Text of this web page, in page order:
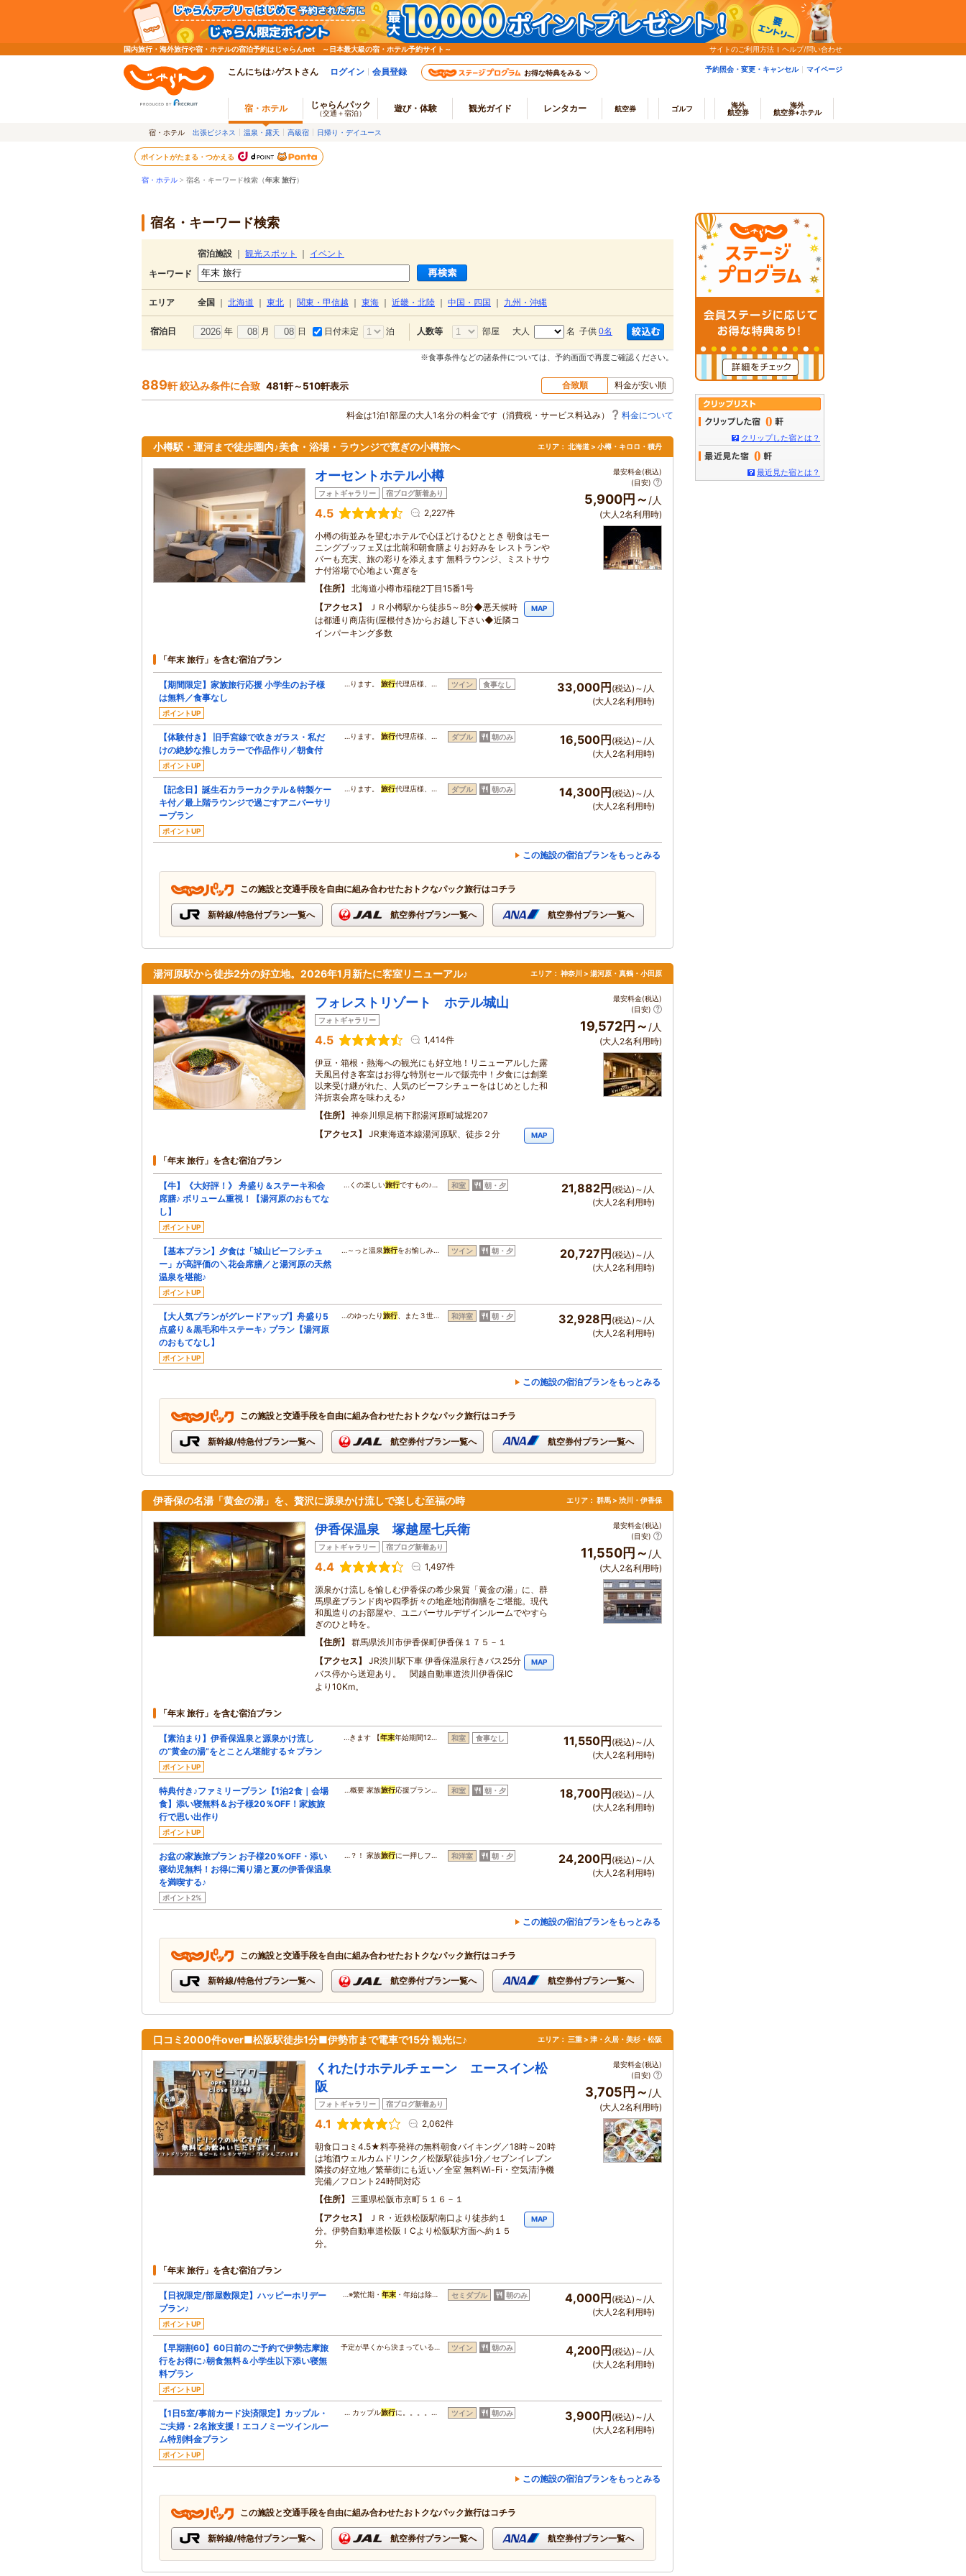
国内旅行・海外旅行や宿・ホテルの宿泊予約はじゃらんnet ～日本最大級の宿・ホテル予約サイト～ サイトのご利用方法 ヘルプ/問い合わせ
こんにちは♪ゲストさん ログイン 会員登録 お得な特典をみる 予約照会・変更・キャンセル マイページ
宿・ホテル じゃらんパック
（交通＋宿泊） 遊び・体験 観光ガイド レンタカー 航空券 ゴルフ
海外
航空券
海外
航空券+ホテル
宿・ホテル 出張ビジネス 温泉・露天 高級宿 日帰り・デイユース
ポイントがたまる・つかえる
宿・ホテル > 宿名・キーワード検索（年末 旅行）
宿名・キーワード検索
宿泊施設 観光スポット
イベント
キーワード
エリア 全国 北海道 東北 関東・甲信越 東海 近畿・北陸 中国・四国 九州・沖縄
宿泊日 年 月 日 日付未定 泊 人数等 部屋 大人 名 子供 0名
※食事条件などの諸条件については、予約画面で再度ご確認ください。
889軒 絞込み条件に合致 481軒～510軒表示 合致順 料金が安い順
料金は1泊1部屋の大人1名分の料金です（消費税・サービス料込み） 料金について
小樽駅・運河まで徒歩圏内♪美食・浴場・ラウンジで寛ぎの小樽旅へ エリア： 北海道 > 小樽・キロロ・積丹
オーセントホテル小樽
フォトギャラリー 宿ブログ新着あり
4.5 2,227件
小樽の街並みを望むホテルで心ほどけるひととき 朝食はモー
ニングブッフェ又は北前和朝食膳よりお好みを レストランや
バーも充実、旅の彩りを添えます 無料ラウンジ、ミストサウ
ナ付浴場で心地よい寛ぎを
住所
北海道小樽市稲穂2丁目15番1号
アクセス
ＪＲ小樽駅から徒歩5～8分◆悪天候時
は都通り商店街(屋根付き)からお越し下さい◆近隣コ
インパーキング多数
MAP
最安料金(税込)
(目安)
5,900円～ /人
(大人2名利用時)
「年末 旅行」を含む宿泊プラン
【期間限定】家族旅行応援 小学生のお子様
は無料／食事なし
ポイントUP
…ります。 旅行代理店様、… ツイン 食事なし 33,000円 (税込)～/人
(大人2名利用時)
【体験付き】 旧手宮線で吹きガラス・私だ
けの絶妙な推しカラーで作品作り／朝食付
ポイントUP
…ります。 旅行代理店様、… ダブル 朝のみ 16,500円 (税込)～/人
(大人2名利用時)
【記念日】誕生石カラーカクテル＆特製ケー
キ付／最上階ラウンジで過ごすアニバーサリ
ープラン
ポイントUP
…ります。 旅行代理店様、… ダブル 朝のみ 14,300円 (税込)～/人
(大人2名利用時)
この施設の宿泊プランをもっとみる
この施設と交通手段を自由に組み合わせたおトクなパック旅行はコチラ
新幹線/特急付プラン一覧へ 航空券付プラン一覧へ 航空券付プラン一覧へ
湯河原駅から徒歩2分の好立地。2026年1月新たに客室リニューアル♪ エリア： 神奈川 > 湯河原・真鶴・小田原
フォレストリゾート ホテル城山
フォトギャラリー
4.5 1,414件
伊豆・箱根・熱海への観光にも好立地！リニューアルした露
天風呂付き客室はお得な特別セールで販売中！夕食には創業
以来受け継がれた、人気のビーフシチューをはじめとした和
洋折衷会席を味わえる♪
住所
神奈川県足柄下郡湯河原町城堀207
アクセス
JR東海道本線湯河原駅、徒歩２分 MAP
最安料金(税込)
(目安)
19,572円～ /人
(大人2名利用時)
「年末 旅行」を含む宿泊プラン
【牛】《大好評！》 舟盛り＆ステーキ和会
席膳♪ ボリューム重視！【湯河原のおもてな
し】
ポイントUP
…くの楽しい旅行ですもの♪… 和室 朝・夕 21,882円 (税込)～/人
(大人2名利用時)
【基本プラン】夕食は「城山ビーフシチュ
ー」が高評価の＼花会席膳／と湯河原の天然
温泉を堪能♪
ポイントUP
…～っと温泉旅行をお愉しみ… ツイン 朝・夕 20,727円 (税込)～/人
(大人2名利用時)
【大人気プランがグレードアップ】舟盛り5
点盛り＆黒毛和牛ステーキ♪ プラン【湯河原
のおもてなし】
ポイントUP
…のゆったり旅行、また３世… 和洋室 朝・夕 32,928円 (税込)～/人
(大人2名利用時)
この施設の宿泊プランをもっとみる
この施設と交通手段を自由に組み合わせたおトクなパック旅行はコチラ
新幹線/特急付プラン一覧へ 航空券付プラン一覧へ 航空券付プラン一覧へ
伊香保の名湯「黄金の湯」を、贅沢に源泉かけ流しで楽しむ至福の時 エリア： 群馬 > 渋川・伊香保
伊香保温泉 塚越屋七兵衛
フォトギャラリー 宿ブログ新着あり
4.4 1,497件
源泉かけ流しを愉しむ伊香保の希少泉質「黄金の湯」に、群
馬県産ブランド肉や四季折々の地産地消御膳をご堪能。現代
和風造りのお部屋や、ユニバーサルデザインルームでやすら
ぎのひと時を。
住所
群馬県渋川市伊香保町伊香保１７５－１
アクセス
JR渋川駅下車 伊香保温泉行きバス25分
バス停から送迎あり。 関越自動車道渋川伊香保IC
より10Km。
MAP
最安料金(税込)
(目安)
11,550円～ /人
(大人2名利用時)
「年末 旅行」を含む宿泊プラン
【素泊まり】伊香保温泉と源泉かけ流し
の“黄金の湯”をとことん堪能する☆プラン
ポイントUP
…きます 【年末年始期間12… 和室 食事なし 11,550円(税込)～/人
(大人2名利用時)
特典付き♪ファミリープラン【1泊2食｜会場
食】添い寝無料＆お子様20％OFF！家族旅
行で思い出作り
ポイントUP
…概要 家族旅行応援プラン… 和室 朝・夕 18,700円(税込)～/人
(大人2名利用時)
お盆の家族旅プラン お子様20％OFF・添い
寝幼児無料！お得に濁り湯と夏の伊香保温泉
を満喫する♪
ポイント2%
…？！ 家族旅行に一押しフ… 和洋室 朝・夕 24,200円(税込)～/人
(大人2名利用時)
この施設の宿泊プランをもっとみる
この施設と交通手段を自由に組み合わせたおトクなパック旅行はコチラ
新幹線/特急付プラン一覧へ 航空券付プラン一覧へ 航空券付プラン一覧へ
口コミ2000件over■松阪駅徒歩1分■伊勢市まで電車で15分 観光に♪ エリア： 三重 > 津・久居・美杉・松阪
くれたけホテルチェーン エースイン松
阪
フォトギャラリー 宿ブログ新着あり
4.1 2,062件
朝食口コミ4.5★料亭発祥の無料朝食バイキング／18時～20時
は地酒ウェルカムドリンク／松阪駅徒歩1分／セブンイレブン
隣接の好立地／繁華街にも近い／全室 無料Wi-Fi・空気清浄機
完備／フロント24時間対応
住所
三重県松阪市京町５１６－１
アクセス
ＪＲ・近鉄松阪駅南口より徒歩約１
分。伊勢自動車道松阪ＩCより松阪駅方面へ約１５
分。
MAP
最安料金(税込)
(目安)
3,705円～/人
(大人2名利用時)
「年末 旅行」を含む宿泊プラン
【日祝限定/部屋数限定】ハッピーホリデー
プラン♪
ポイントUP
…※繁忙期・ 年末 ・年始は除… セミダブル 朝のみ 4,000円 (税込)～/人
(大人2名利用時)
【早期割60】60日前のご予約で伊勢志摩旅
行をお得に♪朝食無料＆小学生以下添い寝無
料プラン
ポイントUP
予定が早くから決まっている… ツイン 朝のみ 4,200円 (税込)～/人
(大人2名利用時)
【1日5室/事前カード決済限定】カップル・
ご夫婦・2名旅支援！エコノミーツインルー
ム特別料金プラン
ポイントUP
… カップル旅行に。。。。… ツイン 朝のみ 3,900円 (税込)～/人
(大人2名利用時)
この施設の宿泊プランをもっとみる
この施設と交通手段を自由に組み合わせたおトクなパック旅行はコチラ
新幹線/特急付プラン一覧へ 航空券付プラン一覧へ 航空券付プラン一覧へ
0
クリップした宿とは？
0
最近見た宿とは？